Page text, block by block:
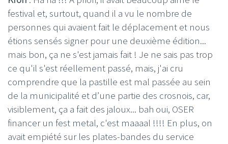
festival et, surtout, quand il a vu le nombre de
personnes qui avaient fait le déplacement et nous
étions sensés signer pour une deuxième édition...
mais bon, ça ne s'est jamais fait ! Je ne sais pas trop
ce qu'il s'est réellement passé, mais, j'ai cru
comprendre que la pastille est mal passée au sein
de la municipalité et d’une partie des crosnois, car,
visiblement, ça a fait des jaloux... bah oui, OSER
financer un fest metal, c'est maaaal !!!! En plus, on
avait empiété sur les plates-bandes du service